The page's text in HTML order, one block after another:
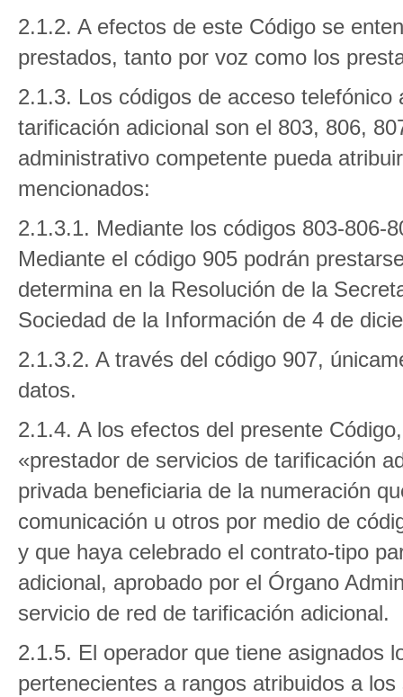
2.1.2. A efectos de este Código se
prestados, tanto por voz como los
2.1.3. Los códigos de acceso
tarificación adicional son el 803, 806,
administrativo competente pueda
mencionados:
2.1.3.1. Mediante los códigos 803-806-
Mediante el código 905 podrán
determina en la Resolución de la
Sociedad de la Información de 4 de
2.1.3.2. A través del código 907,
datos.
2.1.4. A los efectos del presente
«prestador de servicios de tarificación
privada beneficiaria de la numeración
comunicación u otros por medio de
y que haya celebrado el contrato-tipo
adicional, aprobado por el Órgano
servicio de red de tarificación adicional.
2.1.5. El operador que tiene asignados
pertenecientes a rangos atribuidos a